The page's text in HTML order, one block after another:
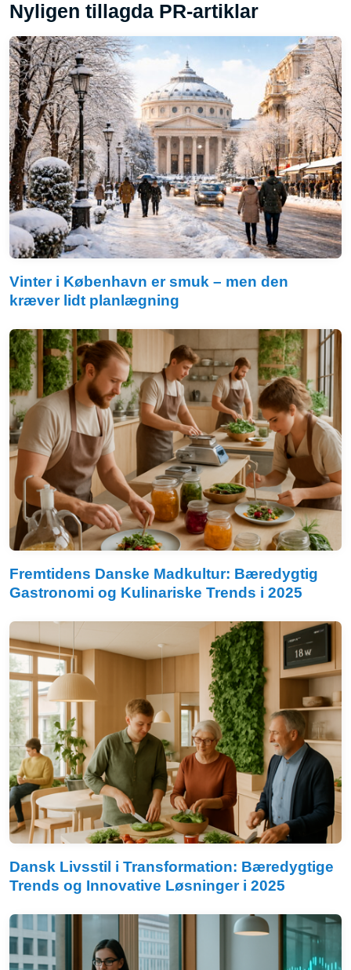
Nyligen tillagda PR-artiklar
Vinter i København er smuk – men den
kræver lidt planlægning
Fremtidens Danske Madkultur: Bæredygtig
Gastronomi og Kulinariske Trends i 2025
Dansk Livsstil i Transformation: Bæredygtige
Trends og Innovative Løsninger i 2025